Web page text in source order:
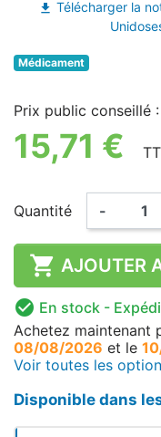
file_download Télécharger la
Médicament
Prix public conseillé
15,71 €
Quantité -
 AJOUTER
 En stock -
Achetez maintenant
08/08/2026 et le
Voir toutes les
Disponible dans